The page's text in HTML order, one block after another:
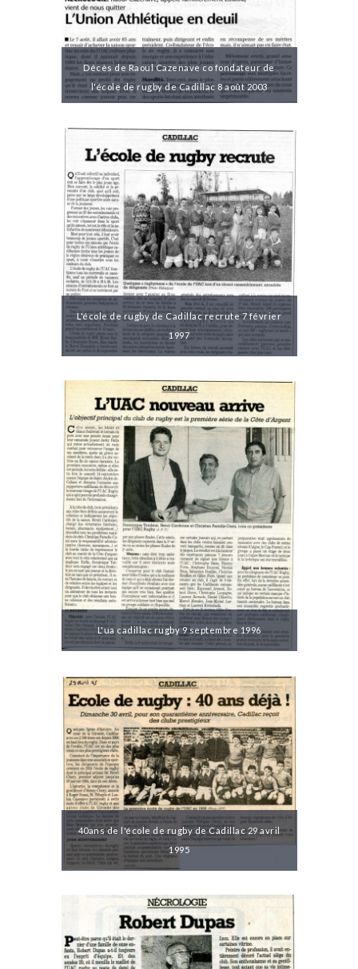
Décès de Raoul Cazenave co fondateur de
l'école de rugby de Cadillac 8 août 2003
L'école de rugby de Cadillac recrute 7 février
1997
L'ua cadillac rugby 9 septembre 1996
40ans de l'école de rugby de Cadillac 29 avril
1995